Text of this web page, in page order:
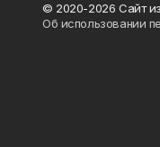
© 2020-2026 Сайт
Об использовании